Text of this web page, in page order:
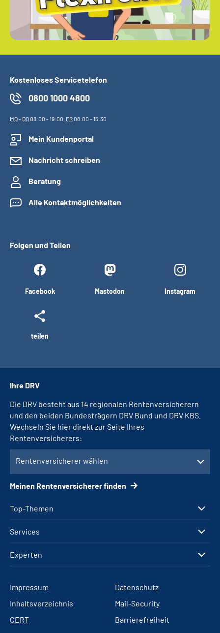
Kostenloses Servicetelefon
0800 1000 4800
MO- DO08:00 - 19:00, FR08:00 - 15:30
Mein Kundenportal
Nachricht schreiben
Beratung
Alle Kontaktmöglichkeiten
Folgen und Teilen
Facebook Mastodon Instagram
teilen
Top-Themen
Services
Experten
Ihre DRV
Die DRV besteht aus 14 regionalen Rentenversicherern
und den beiden Bundesträgern DRV Bund und DRV KBS.
Wechseln Sie hier direkt zur Seite Ihres
Rentenversicherers:
Rentenversicherer wählen
Meinen Rentenversicherer finden
Impressum
Datenschutz
Inhaltsverzeichnis
Mail-Security
CERT
Barrierefreiheit